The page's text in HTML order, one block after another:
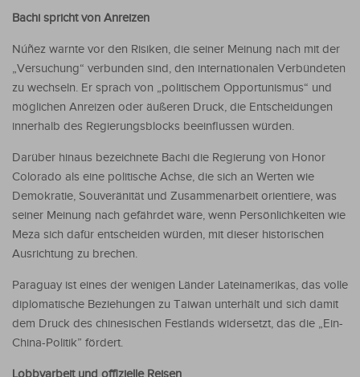
Bachi spricht von Anreizen
Núñez warnte vor den Risiken, die seiner Meinung nach mit der
„Versuchung“ verbunden sind, den internationalen Verbündeten
zu wechseln. Er sprach von „politischem Opportunismus“ und
möglichen Anreizen oder äußeren Druck, die Entscheidungen
innerhalb des Regierungsblocks beeinflussen würden.
Darüber hinaus bezeichnete Bachi die Regierung von Honor
Colorado als eine politische Achse, die sich an Werten wie
Demokratie, Souveränität und Zusammenarbeit orientiere, was
seiner Meinung nach gefährdet wäre, wenn Persönlichkeiten wie
Meza sich dafür entscheiden würden, mit dieser historischen
Ausrichtung zu brechen.
Paraguay ist eines der wenigen Länder Lateinamerikas, das volle
diplomatische Beziehungen zu Taiwan unterhält und sich damit
dem Druck des chinesischen Festlands widersetzt, das die „Ein-
China-Politik” fördert.
Lobbyarbeit und offizielle Reisen